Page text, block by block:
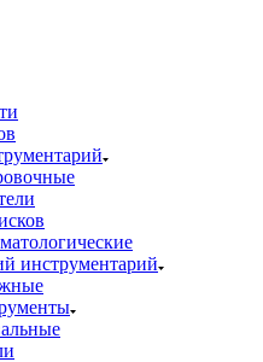
инструментарий